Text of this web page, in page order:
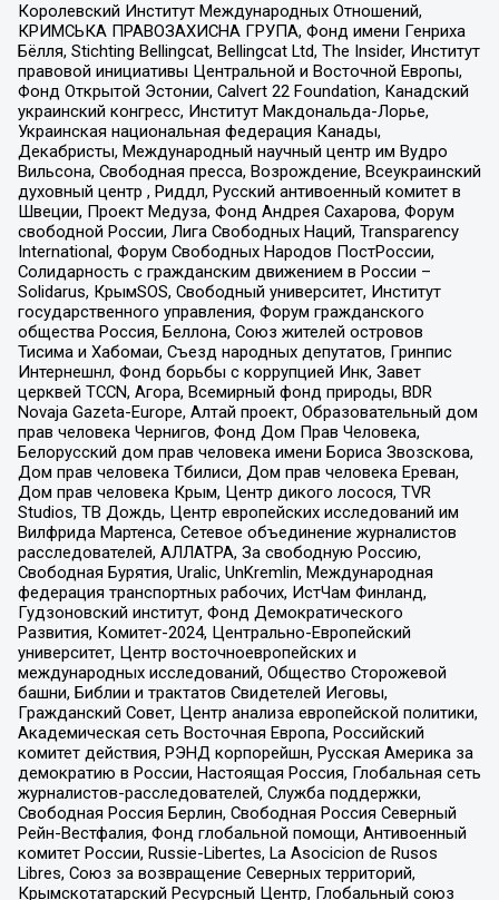
Королевский Институт Международных Отношений,
КРИМСЬКА ПРАВОЗАХИСНА ГРУПА, Фонд имени Генриха
Бёлля, Stichting Bellingcat, Bellingcat Ltd, The Insider, Институт
правовой инициативы Центральной и Восточной Европы,
Фонд Открытой Эстонии, Calvert 22 Foundation, Канадский
украинский конгресс, Институт Макдональда-Лорье,
Украинская национальная федерация Канады,
Декабристы, Международный научный центр им Вудро
Вильсона, Свободная пресса, Возрождение, Всеукраинский
духовный центр , Риддл, Русский антивоенный комитет в
Швеции, Проект Медуза, Фонд Андрея Сахарова, Форум
свободной России, Лига Свободных Наций, Transparеncy
International, Форум Свободных Народов ПостРоссии,
Солидарность с гражданским движением в России –
Solidarus, КрымSOS, Свободный университет, Институт
государственного управления, Форум гражданского
общества Россия, Беллона, Союз жителей островов
Тисима и Хабомаи, Съезд народных депутатов, Гринпис
Интернешнл, Фонд борьбы с коррупцией Инк, Завет
церквей TCCN, Агора, Всемирный фонд природы, BDR
Novaja Gazeta-Europe, Алтай проект, Образовательный дом
прав человека Чернигов, Фонд Дом Прав Человека,
Белорусский дом прав человека имени Бориса Звозскова,
Дом прав человека Тбилиси, Дом прав человека Ереван,
Дом прав человека Крым, Центр дикого лосося, TVR
Studios, ТВ Дождь, Центр европейских исследований им
Вилфрида Мартенса, Сетевое объединение журналистов
расследователей, АЛЛАТРА, За свободную Россию,
Свободная Бурятия, Uralic, UnKremlin, Международная
федерация транспортных рабочих, ИстЧам Финланд,
Гудзоновский институт, Фонд Демократического
Развития, Комитет-2024, Центрально-Европейский
университет, Центр восточноевропейских и
международных исследований, Общество Сторожевой
башни, Библии и трактатов Свидетелей Иеговы,
Гражданский Совет, Центр анализа европейской политики,
Академическая сеть Восточная Европа, Российский
комитет действия, РЭНД корпорейшн, Русская Америка за
демократию в России, Настоящая Россия, Глобальная сеть
журналистов-расследователей, Служба поддержки,
Свободная Россия Берлин, Свободная Россия Северный
Рейн-Вестфалия, Фонд глобальной помощи, Антивоенный
комитет России, Russie-Libertes, La Asocicion de Rusos
Libres, Союз за возвращение Северных территорий,
Крымскотатарский Ресурсный Центр, Глобальный союз